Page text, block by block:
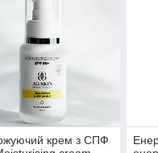
крем з СПФ